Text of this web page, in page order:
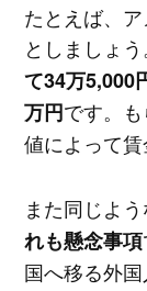
たとえば、
としましょう
て34万5,000
万円です。
値によって賃
また同じよう
れも懸念事項
国へ移る外国